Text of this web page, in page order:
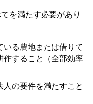
を満たす必要があり
る農地または借りて
作すること（全部効率
の要件を満たすこと